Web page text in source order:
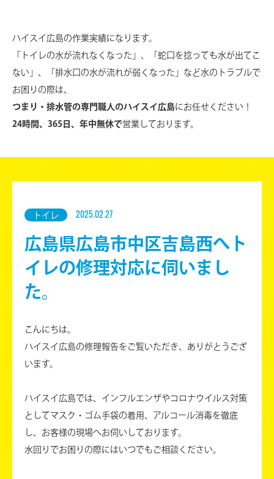
ハイスイ広島の作業実績になります。
「トイレの水が流れなくなった」、「蛇口を捻っても水が出てこ
ない」、
「排水口の水が流れが弱くなった」など水のトラブルで
お困りの際は、
つまり・排水管の専門職人のハイスイ広島にお任せください！
24時間、365日、年中無休で営業しております。
トイレ 2025.02.27
広島県広島市中区吉島西へト
イレの修理対応に伺いまし
た。
こんにちは。
ハイスイ広島の修理報告をご覧いただき、ありがとうござ
います。
ハイスイ広島では、インフルエンザやコロナウイルス対策
としてマスク・ゴム手袋の着用、アルコール消毒を徹底
し、お客様の現場へお伺いしております。
水回りでお困りの際にはいつでもご相談ください。